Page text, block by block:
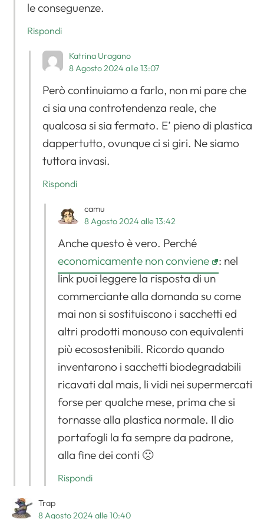
le conseguenze.
Rispondi
Katrina Uragano
8 Agosto 2024 alle 13:07
Però continuiamo a farlo, non mi pare che
ci sia una controtendenza reale, che
qualcosa si sia fermato. E’ pieno di plastica
dappertutto, ovunque ci si giri. Ne siamo
tuttora invasi.
Rispondi
camu
8 Agosto 2024 alle 13:42
Anche questo è vero. Perché
economicamente non conviene
: nel
link puoi leggere la risposta di un
commerciante alla domanda su come
mai non si sostituiscono i sacchetti ed
altri prodotti monouso con equivalenti
più ecosostenibili. Ricordo quando
inventarono i sacchetti biodegradabili
ricavati dal mais, li vidi nei supermercati
forse per qualche mese, prima che si
tornasse alla plastica normale. Il dio
portafogli la fa sempre da padrone,
alla fine dei conti 🙁
Rispondi
Trap
8 Agosto 2024 alle 10:40
Apri il menu di navigazione